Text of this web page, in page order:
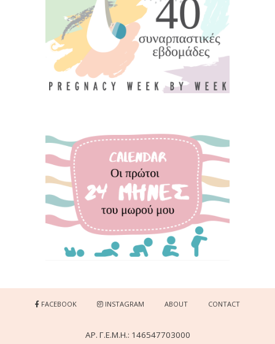
FACEBOOK INSTAGRAM ABOUT CONTACT
ΑΡ. Γ.Ε.Μ.Η.: 146547703000